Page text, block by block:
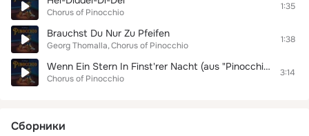
Chorus of Pinocchio
1:35
Brauchst Du Nur Zu Pfeifen
Georg Thomalla Chorus of Pinocchio
1:38
Wenn Ein Stern In Finst'rer Nacht (aus "Pinocchio"/Deutscher Film-Soundtrack)
Chorus of Pinocchio
3:14
Сборники